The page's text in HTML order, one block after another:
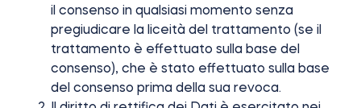
il consenso in qualsiasi momento senza
pregiudicare la liceità del trattamento (se il
trattamento è effettuato sulla base del
consenso), che è stato effettuato sulla base
del consenso prima della sua revoca.